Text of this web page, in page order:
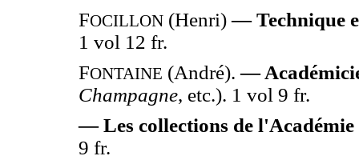
FOCILLON (Henri)— Technique
1 vol 12 fr.
FONTAINE (André).—
Champagne, etc.). 1 vol 9 fr.
— Les collections de
9 fr.